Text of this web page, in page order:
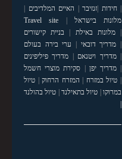
|חידות |זנזיבר | האיים המלדיבים |
מלונות בישראל |
Travel site
|מלונות באילת | בניית קישורים
| מדריך דובאי | ערי בירה בעולם
|מדריך ויטנאם | מדריך פיליפינים
|מדריך יפן | סקירת מוצרי חשמל
| טיול במזרח | המזרח הרחוק| טיול
במרוקו| טיול בתאילנד| טיול בהולנד
|